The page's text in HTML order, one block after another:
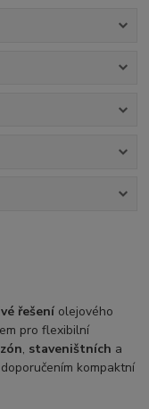
řešení olejového
pro flexibilní
zón, staveništních a
kompaktní